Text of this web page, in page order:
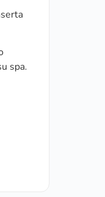
spa.